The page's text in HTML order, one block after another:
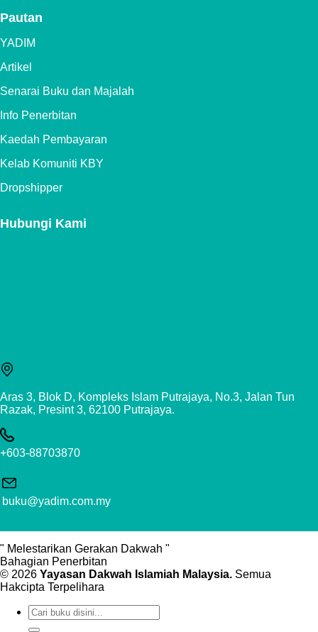
Pautan
YADIM
Artikel
Senarai Buku dan Majalah
Info Penerbitan
Kaedah Pembayaran
Kelab Komuniti KBY
Dropshipper
Hubungi Kami
Aras 3, Blok D, Kompleks Islam Putrajaya, No.3, Jalan Tun
Razak, Presint 3, 62100 Putrajaya.
+603-88703870
buku@yadim.com.my
" Melestarikan Gerakan Dakwah "
Bahagian Penerbitan
© 2026 Yayasan Dakwah Islamiah Malaysia. Semua
Hakcipta Terpelihara
Search
for: